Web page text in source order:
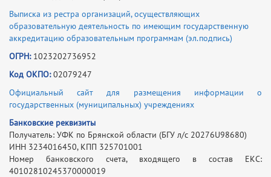
Выписка из рестра организаций, осуществляющих
образовательную деятельность по имеющим государственную
аккредитацию образовательным программам (эл.подпись)
ОГРН:1023202736952
Код ОКПО:02079247
Официальный сайт для размещения информации о
государственных (муниципальных) учреждениях
Банковские реквизиты
Получатель: УФК по Брянской области (БГУ л/с 20276U98680)
ИНН 3234016450, КПП 325701001
Номер банковского счета, входящего в состав ЕКС:
40102810245370000019